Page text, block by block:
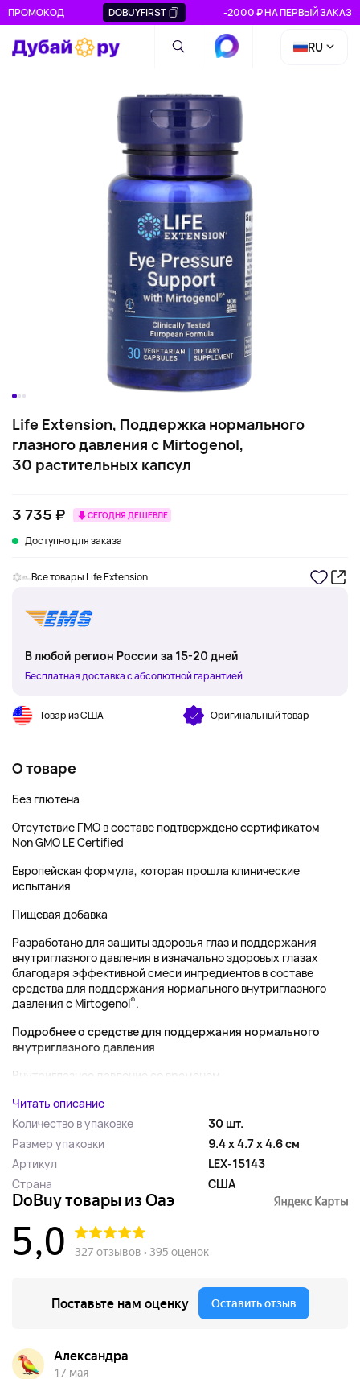
ПРОМОКОД DOBUYFIRST -2000 ₽ НА ПЕРВЫЙ ЗАКАЗ
RU
Life Extension, Поддержка нормального
глазного давления с Mirtogenol,
30 растительных капсул
3 735 ₽ СЕГОДНЯ ДЕШЕВЛЕ
Доступно для заказа
Все товары Life Extension
В любой регион России за 15-20 дней
Бесплатная доставка с абсолютной гарантией
Товар из США Оригинальный товар
О товаре
Без глютена
Отсутствие ГМО в составе подтверждено сертификатом
Non GMO LE Certified
Европейская формула, которая прошла клинические
испытания
Пищевая добавка
Разработано для защиты здоровья глаз и поддержания
внутриглазного давления в изначально здоровых глазах
благодаря эффективной смеси ингредиентов в составе
средства для поддержания нормального внутриглазного
давления с Mirtogenol®.
Подробнее о средстве для поддержания нормального
внутриглазного давления
Внутриглазное давление со временем...
Читать описание
Количество в упаковке
30 шт.
Размер упаковки
9.4 x 4.7 x 4.6 см
Артикул
LEX-15143
Страна
США